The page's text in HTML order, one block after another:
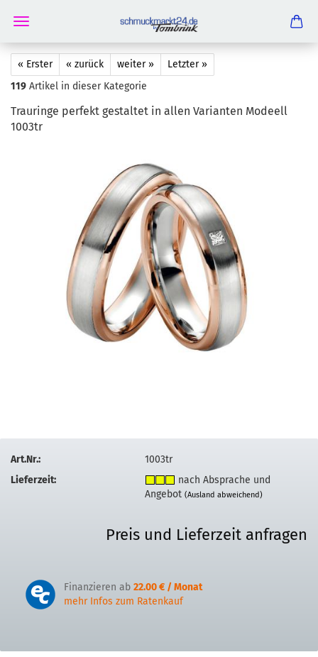
« Erster « zurück weiter »
Letzter »
119 Artikel in dieser Kategorie
Trau­rin­ge per­fekt ge­stal­tet in allen Va­ri­an­ten Mo­deell
1003tr
Art.Nr.:
1003tr
Lieferzeit:
nach Absprache und
Angebot(Ausland abweichend)
Preis und Lieferzeit anfragen
Finanzieren ab 22.00 € / Monat
mehr Infos zum Ratenkauf